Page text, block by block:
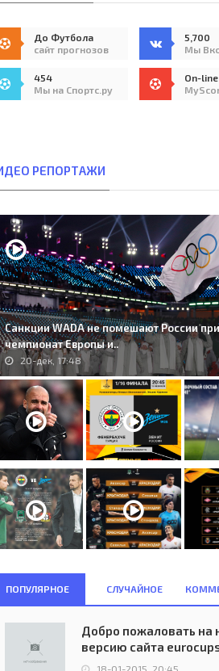
Real Sociedad de Fútbol
До Футбола
сайт прогнозов
5,700
Мы
454
Мы на Спортс.ру
On-
РЕПОРТАЖИ
Санкции WADA не помешают России
чемпионат Европы и..
20-дек, 17:48
ПОПУЛЯРНОЕ СЛУЧАЙНОЕ
Добро пожаловать на
версию сайта
uefa.ru
18-01-2015, 20:45